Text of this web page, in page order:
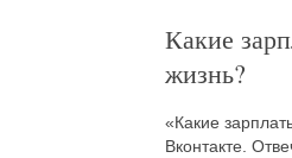
Какие
жизнь?
«Какие
Вконтакте.